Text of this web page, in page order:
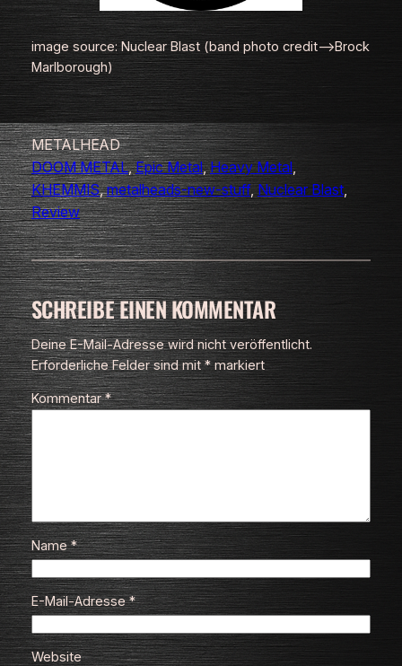
image source: Nuclear Blast (band photo credit–>Brock
Marlborough)
METALHEAD
DOOM METAL, Epic Metal, Heavy Metal
KHEMMIS, metalheads-new-stuff, Nuclear Blast
Review
SCHREIBE EINEN KOMMENTAR
Deine E-Mail-Adresse wird nicht veröffentlicht.
Erforderliche Felder sind mit*markiert
Kommentar*
Name*
E-Mail-Adresse*
Website